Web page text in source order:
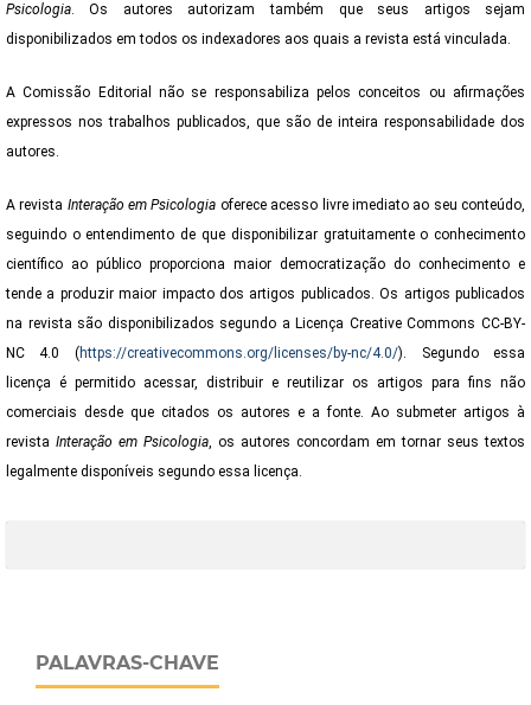
Psicologia. Os autores autorizam também que seus artigos sejam
disponibilizados em todos os indexadores aos quais a revista está vinculada.
A Comissão Editorial não se responsabiliza pelos conceitos ou afirmações
expressos nos trabalhos publicados, que são de inteira responsabilidade dos
autores.
A revista Interação em Psicologia oferece acesso livre imediato ao seu conteúdo,
seguindo o entendimento de que disponibilizar gratuitamente o conhecimento
científico ao público proporciona maior democratização do conhecimento e
tende a produzir maior impacto dos artigos publicados. Os artigos publicados
na revista são disponibilizados segundo a Licença Creative Commons CC-BY-
NC 4.0 (https://creativecommons.org/licenses/by-nc/4.0/). Segundo essa
licença é permitido acessar, distribuir e reutilizar os artigos para fins não
comerciais desde que citados os autores e a fonte. Ao submeter artigos à
revista Interação em Psicologia, os autores concordam em tornar seus textos
legalmente disponíveis segundo essa licença.
PALAVRAS-CHAVE